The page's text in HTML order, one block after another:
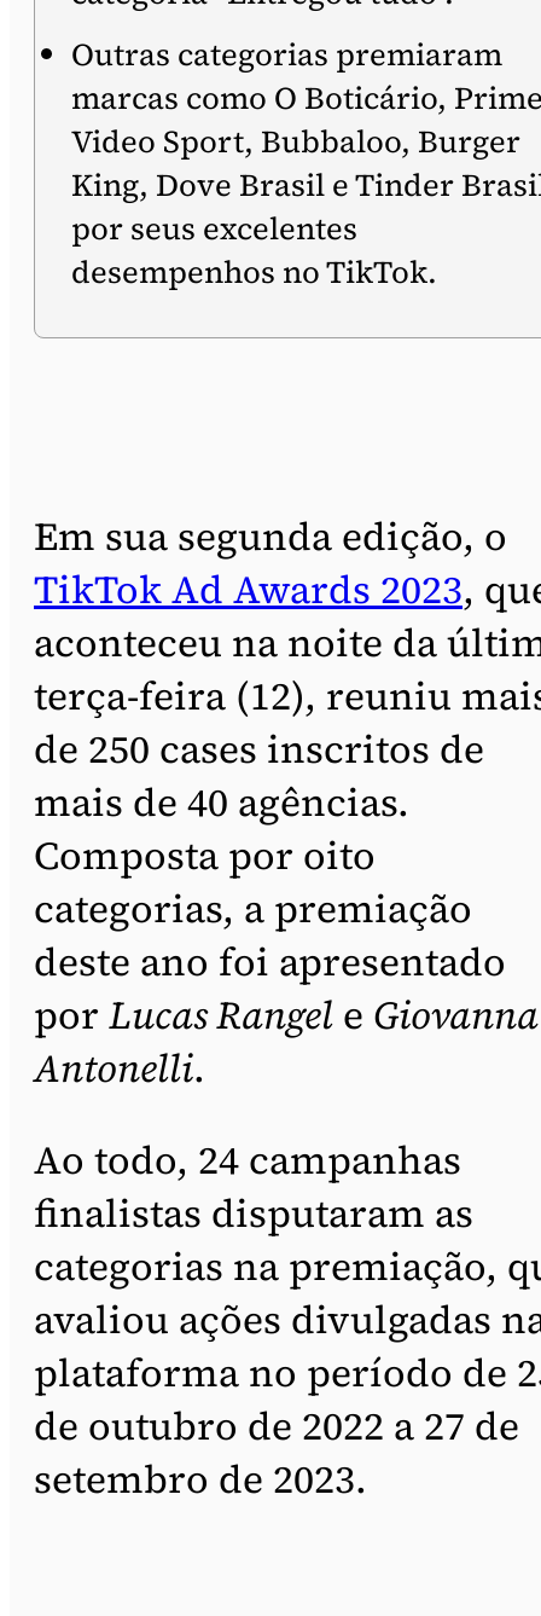
Outras categorias premiaram
marcas como O Boticário,
Video Sport, Bubbaloo, Burger
King, Dove Brasil e Tinder
por seus excelentes
desempenhos no TikTok.
Em sua segunda edição, o
TikTok Ad Awards 2023,
aconteceu na noite da
terça-feira (12), reuniu
de 250 cases inscritos de
mais de 40 agências.
Composta por oito
categorias, a premiação
deste ano foi apresentado
por Lucas Rangel e Giovanna
Antonelli.
Ao todo, 24 campanhas
finalistas disputaram as
categorias na premiação,
avaliou ações divulgadas
plataforma no período de
de outubro de 2022 a 27 de
setembro de 2023.